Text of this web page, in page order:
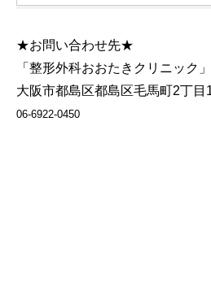
★お問い合わせ先★
「整形外科おおたきクリニック」
大阪市都島区都島区毛馬町2丁
06-6922-0450